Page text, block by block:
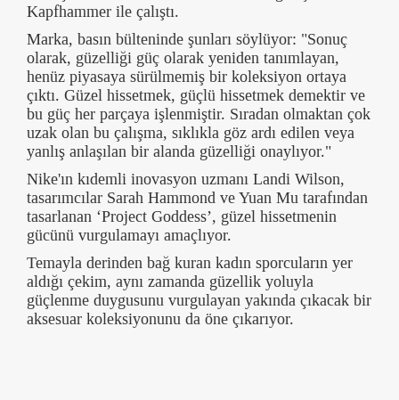
Kapfhammer ile çalıştı.
Marka, basın bülteninde şunları söylüyor: "Sonuç
olarak, güzelliği güç olarak yeniden tanımlayan,
henüz piyasaya sürülmemiş bir koleksiyon ortaya
çıktı. Güzel hissetmek, güçlü hissetmek demektir ve
bu güç her parçaya işlenmiştir. Sıradan olmaktan çok
uzak olan bu çalışma, sıklıkla göz ardı edilen veya
yanlış anlaşılan bir alanda güzelliği onaylıyor."
Nike'ın kıdemli inovasyon uzmanı Landi Wilson,
tasarımcılar Sarah Hammond ve Yuan Mu tarafından
tasarlanan ‘Project Goddess’, güzel hissetmenin
gücünü vurgulamayı amaçlıyor.
Temayla derinden bağ kuran kadın sporcuların yer
aldığı çekim, aynı zamanda güzellik yoluyla
güçlenme duygusunu vurgulayan yakında çıkacak bir
aksesuar koleksiyonunu da öne çıkarıyor.